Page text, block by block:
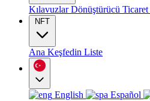
KılavuzlarDönüştürücü Ticaret
NFT
Ana Keşfedin Liste
English Español